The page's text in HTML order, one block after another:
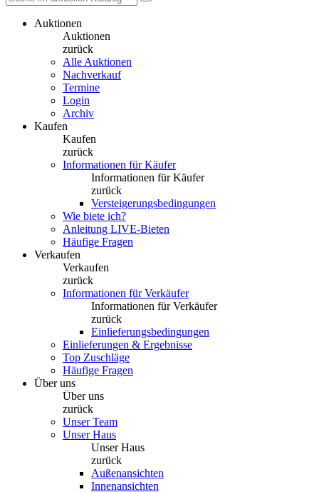
Auktionen
Auktionen
zurück
Alle Auktionen
Nachverkauf
Termine
Login
Archiv
Kaufen
Kaufen
zurück
Informationen für Käufer
Informationen für Käufer
zurück
Versteigerungsbedingungen
Wie biete ich?
Anleitung LIVE-Bieten
Häufige Fragen
Verkaufen
Verkaufen
zurück
Informationen für Verkäufer
Informationen für Verkäufer
zurück
Einlieferungsbedingungen
Einlieferungen & Ergebnisse
Top Zuschläge
Häufige Fragen
Über uns
Über uns
zurück
Unser Team
Unser Haus
Unser Haus
zurück
Außenansichten
Innenansichten